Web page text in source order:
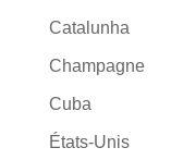
Catalunha
Champagne
Cuba
États-Unis